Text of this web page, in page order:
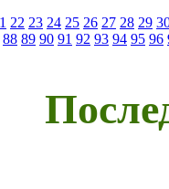
22 23 24 25 26 27 28 29
88 89 90 91 92 93 94 95 96